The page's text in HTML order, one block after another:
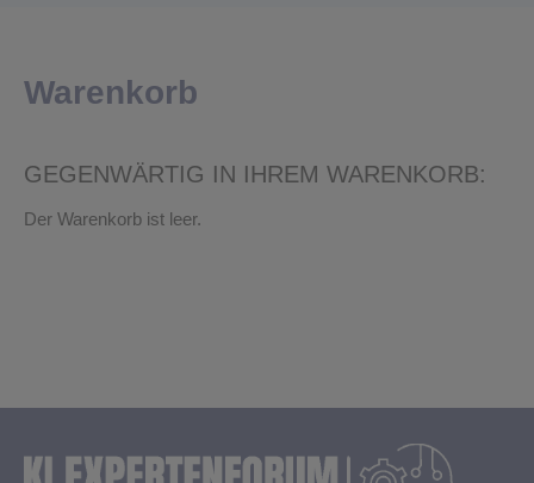
Warenkorb
GEGENWÄRTIG IN IHREM WARENKORB:
Der Warenkorb ist leer.